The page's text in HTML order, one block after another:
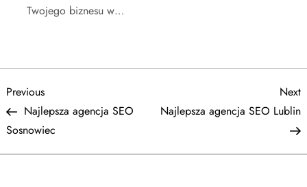
Twojego biznesu w…
N
a
w
Previous
Post
Previous
Najlepsza agencja SEO
Sosnowiec
Next
Najlepsza agencja SEO Lublin